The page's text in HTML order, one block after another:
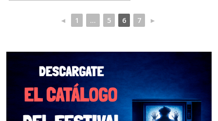
◄ 1 ... 5 6 7 ►